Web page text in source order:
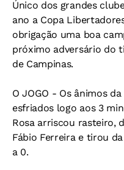
Único dos grandes
ano a Copa
obrigação uma boa
próximo adversário do
de Campinas.
O JOGO - Os ânimos
esfriados logo aos 3
Rosa arriscou rasteiro,
Fábio Ferreira e tirou
a 0.